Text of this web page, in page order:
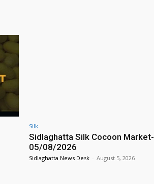
Silk
Sidlaghatta Silk Cocoon Market-
05/08/2026
Sidlaghatta News Desk - August 5, 2026